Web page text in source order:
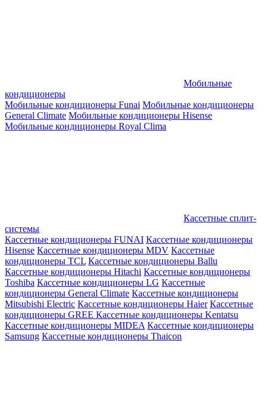
Мобильные
кондиционеры
Мобильные кондиционеры Funai Мобильные кондиционеры
General Climate Мобильные кондиционеры Hisense
Мобильные кондиционеры Royal Clima
Кассетные сплит-
системы
Кассетные кондиционеры FUNAI Кассетные кондиционеры
Hisense Кассетные кондиционеры MDV Кассетные
кондиционеры TCL Кассетные кондиционеры Ballu
Кассетные кондиционеры Hitachi Кассетные кондиционеры
Toshiba Кассетные кондиционеры LG Кассетные
кондиционеры General Climate Кассетные кондиционеры
Mitsubishi Electric Кассетные кондиционеры Haier Кассетные
кондиционеры GREE Кассетные кондиционеры Kentatsu
Кассетные кондиционеры MIDEA Кассетные кондиционеры
Samsung Кассетные кондиционеры Thaicon